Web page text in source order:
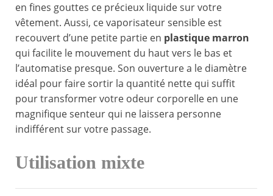
en fines gouttes ce précieux liquide sur votre
vêtement. Aussi, ce vaporisateur sensible est
recouvert d’une petite partie en plastique marron
qui facilite le mouvement du haut vers le bas et
l’automatise presque. Son ouverture a le diamètre
idéal pour faire sortir la quantité nette qui suffit
pour transformer votre odeur corporelle en une
magnifique senteur qui ne laissera personne
indifférent sur votre passage.
Utilisation mixte